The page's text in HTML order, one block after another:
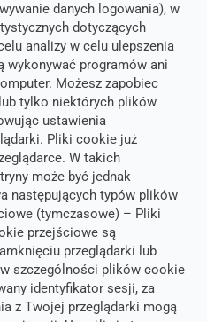
danych logowania), w
dotyczących
analizy w celu ulepszenia
wykonywać programów ani
Możesz zapobiec
tylko niektórych plików
ustawienia
Pliki cookie już
W takich
może być jednak
następujących typów plików
(tymczasowe) – Pliki
przejściowe są
przeglądarki lub
szczególności plików cookie
identyfikator sesji, za
z Twojej przeglądarki mogą